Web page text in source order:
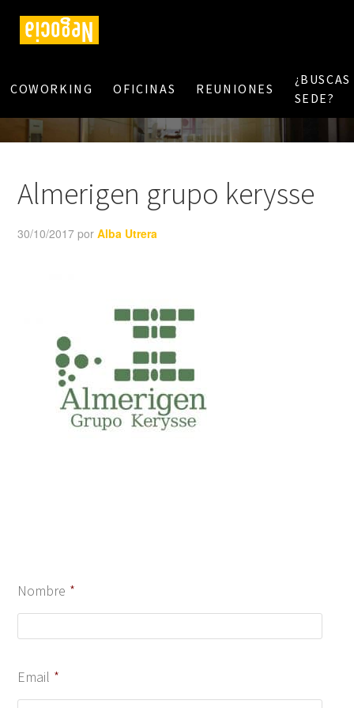
COWORKING OFICINAS REUNIONES
¿BUSCAS
SEDE?
Almerigen grupo kerysse
30/10/2017 porAlba Utrera
Nombre *
Email *